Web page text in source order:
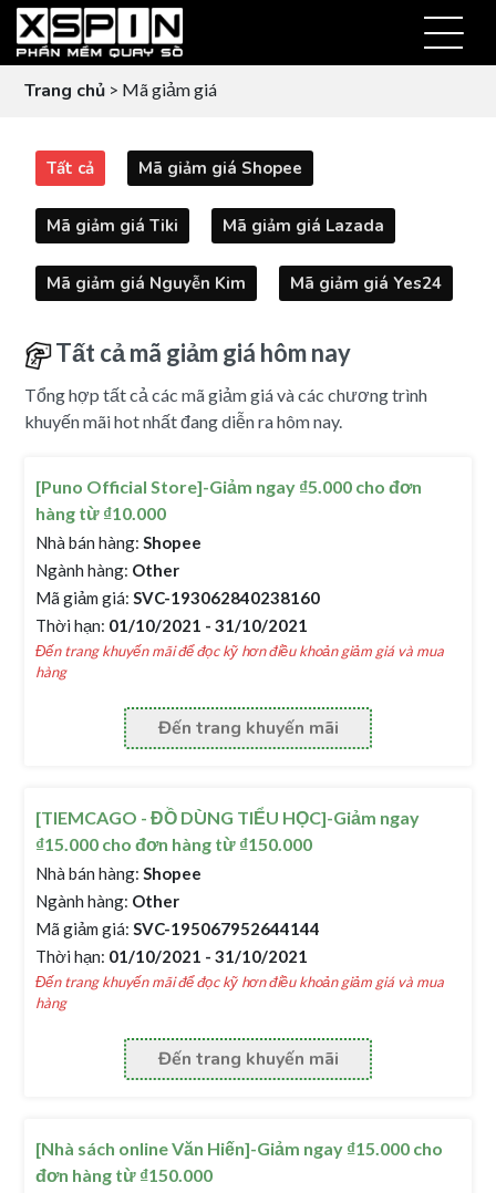
Trang chủ > Mã giảm giá
Tất cả Mã giảm giá Shopee
Mã giảm giá Tiki Mã giảm giá Lazada
Mã giảm giá Nguyễn Kim Mã giảm giá Yes24
Tất cả mã giảm giá hôm nay
Tổng hợp tất cả các mã giảm giá và các chương trình
khuyến mãi hot nhất đang diễn ra hôm nay.
[Puno Official Store]-Giảm ngay ₫5.000 cho đơn
hàng từ ₫10.000
Nhà bán hàng: Shopee
Ngành hàng: Other
Mã giảm giá: SVC-193062840238160
Thời hạn: 01/10/2021 - 31/10/2021
Đến trang khuyến mãi để đọc kỹ hơn điều khoản giảm giá và mua
hàng
Đến trang khuyến mãi
[TIEMCAGO - ĐỒ DÙNG TIỂU HỌC]-Giảm ngay
₫15.000 cho đơn hàng từ ₫150.000
Nhà bán hàng: Shopee
Ngành hàng: Other
Mã giảm giá: SVC-195067952644144
Thời hạn: 01/10/2021 - 31/10/2021
Đến trang khuyến mãi để đọc kỹ hơn điều khoản giảm giá và mua
hàng
Đến trang khuyến mãi
[Nhà sách online Văn Hiến]-Giảm ngay ₫15.000 cho
đơn hàng từ ₫150.000